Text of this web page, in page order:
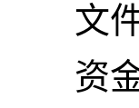
文
资